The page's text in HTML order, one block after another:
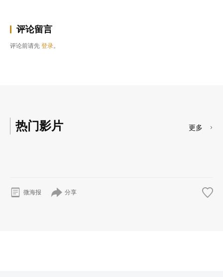
评论留言
评论前请先 登录。
热门影片 更多
微海报 分享